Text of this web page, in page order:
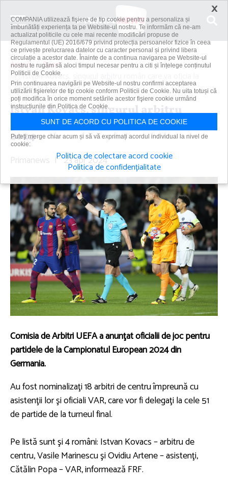
Acasă
Sport
Istvan Kovacs, singurul arbitru român care va oficia la
centru la Euro 2024
Istvan Kovacs, singurul arbitru
român care va oficia la centru la Euro
2024
Primanews | 23 apr 2024
Comisia de Arbitri UEFA a anunţat oficialii de joc pentru
partidele de la Campionatul European 2024 din
Germania.
Au fost nominalizaţi 18 arbitri de centru împreună cu
asistenţii lor şi oficiali VAR, care vor fi delegaţi la cele 51
de partide de la turneul final.
Pe listă sunt şi 4 români: Istvan Kovacs – arbitru de
centru, Vasile Marinescu şi Ovidiu Artene – asistenţi,
Cătălin Popa – VAR, informează FRF.
×
COMPANIA utilizează fişiere de tip cookie pentru a personaliza și
îmbunătăți experiența ta pe Website-ul nostru. Te informăm că ne-am
actualizat politicile cu cele mai recente modificări propuse de
Regulamentul (UE) 2016/679 privind protecția persoanelor fizice în ceea
ce privește prelucrarea datelor cu caracter personal și privind libera
circulație a acestor date. Înainte de a continua navigarea pe Website-ul
nostru te rugăm să aloci timpul necesar pentru a citi și înțelege conținutul
Politicii de Cookie.
Prin continuarea navigării pe Website-ul nostru confirmi acceptarea
utilizării fişierelor de tip cookie conform Politicii de Cookie. Nu uita totuși că
poți modifica în orice moment setările acestor fişiere cookie urmând
instrucțiunile din Politica de Cookie.
SUNT DE ACORD CU POLITICA DE COOKIE
Puteți merge chiar acum și să vă exprimați acordul individual la nivel de
cookie:
Politica de colectare acord cookie
Politica de confidențialitate